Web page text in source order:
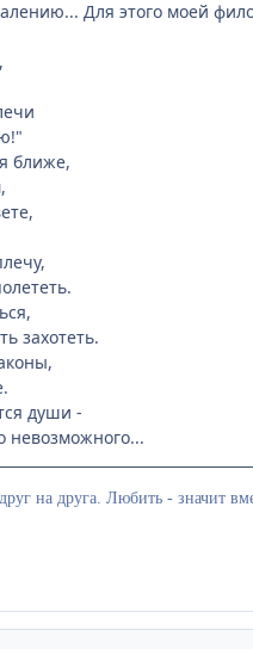
Для этого моей
ближе,
захотеть.
души -
невозможного...
на друга. Любить - значит